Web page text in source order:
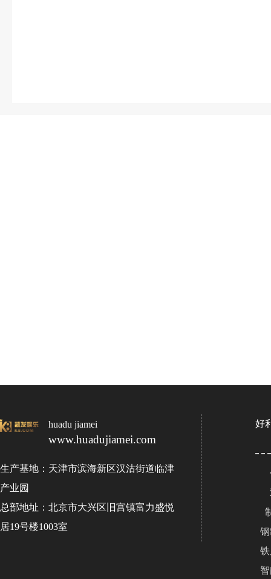
huadu jiamei
www.huadujiamei.com
生产基地：天津市滨海新区汉沽街道临津
产业园
总部地址：北京市大兴区旧宫镇富力盛悦
居19号楼1003室
好